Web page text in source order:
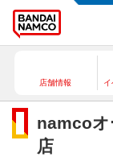
店舗情報
namcoオ
店